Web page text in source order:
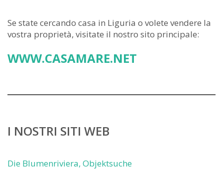
Se state cercando casa in Liguria o volete vendere la
vostra proprietà, visitate il nostro sito principale:
WWW.CASAMARE.NET
I NOSTRI SITI WEB
Die Blumenriviera, Objektsuche